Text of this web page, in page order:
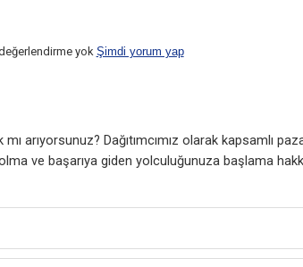
yok Şimdi yorum yap
arıyorsunuz? Dağıtımcımız olarak kapsamlı
ve başarıya giden yolculuğunuza başlama